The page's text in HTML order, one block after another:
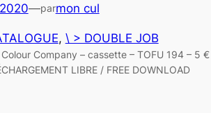
—parmon cul
, \ > DOUBLE JOB
Colour Company – cassette – TOFU 194 – 5 €
LIBRE / FREE DOWNLOAD